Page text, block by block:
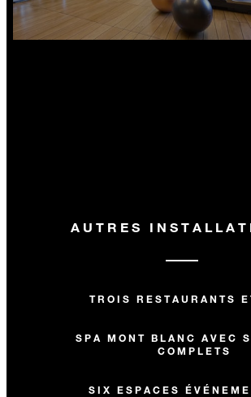
AUTRES
TROIS RESTAURANTS
SPA MONT BLANC AVEC
COMPLETS
SIX ESPACES